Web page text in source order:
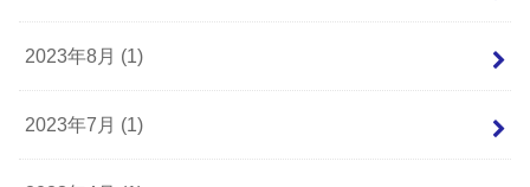
2023年8月 (1)
2023年7月 (1)